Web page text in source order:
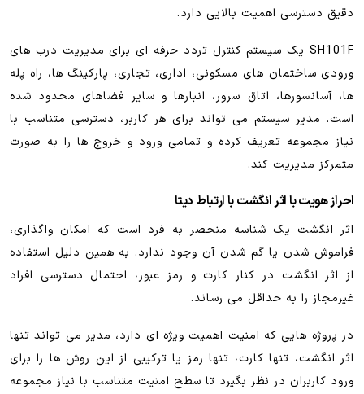
دقیق دسترسی اهمیت بالایی دارد.
SH101F یک سیستم کنترل تردد حرفه ای برای مدیریت درب های
ورودی ساختمان های مسکونی، اداری، تجاری، پارکینگ ها، راه پله
ها، آسانسورها، اتاق سرور، انبارها و سایر فضاهای محدود شده
است. مدیر سیستم می تواند برای هر کاربر، دسترسی متناسب با
نیاز مجموعه تعریف کرده و تمامی ورود و خروج ها را به صورت
متمرکز مدیریت کند.
احراز هویت با اثر انگشت با ارتباط دیتا
اثر انگشت یک شناسه منحصر به فرد است که امکان واگذاری،
فراموش شدن یا گم شدن آن وجود ندارد. به همین دلیل استفاده
از اثر انگشت در کنار کارت و رمز عبور، احتمال دسترسی افراد
غیرمجاز را به حداقل می رساند.
در پروژه هایی که امنیت اهمیت ویژه ای دارد، مدیر می تواند تنها
اثر انگشت، تنها کارت، تنها رمز یا ترکیبی از این روش ها را برای
ورود کاربران در نظر بگیرد تا سطح امنیت متناسب با نیاز مجموعه